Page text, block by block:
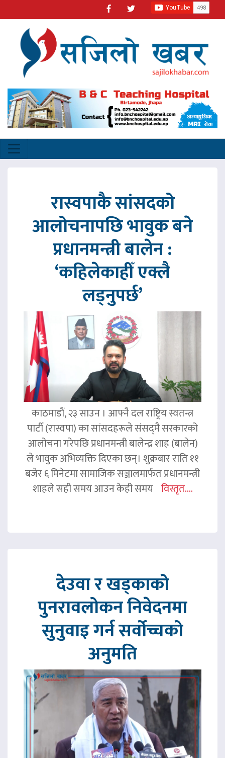
रास्वपाकै सांसदको
आलोचनापछि भावुक बने
प्रधानमन्त्री बालेन :
‘कहिलेकाहीँ एक्लै
लड्नुपर्छ’
काठमाडौं, २३ साउन । आफ्नै दल राष्ट्रिय स्वतन्त्र
पार्टी (रास्वपा) का सांसदहरूले संसद्‌मै सरकारको
आलोचना गरेपछि प्रधानमन्त्री बालेन्द्र शाह (बालेन)
ले भावुक अभिव्यक्ति दिएका छन्। शुक्रबार राति ११
बजेर ६ मिनेटमा सामाजिक सञ्जालमार्फत प्रधानमन्त्री
शाहले सही समय आउन केही समय विस्तृत....
देउवा र खड्काको
पुनरावलोकन निवेदनमा
सुनुवाइ गर्न सर्वोच्चको
अनुमति